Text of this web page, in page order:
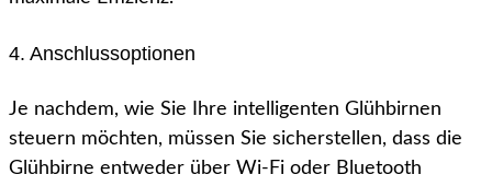
4. Anschlussoptionen
Je nachdem, wie Sie Ihre intelligenten Glühbirnen
steuern möchten, müssen Sie sicherstellen, dass die
Glühbirne entweder über Wi-Fi oder Bluetooth